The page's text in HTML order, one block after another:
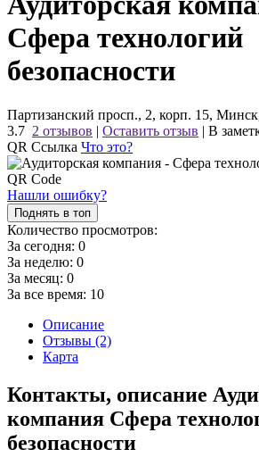
Сфера технологий
безопасности
Партизанский просп., 2, корп. 15,
3.7 2 отзывов | Оставить отзыв | В
QR Ссылка Что это?
Нашли ошибку?
Поднять в топ
Количество просмотров:
За сегодня: 0
За неделю: 0
За месяц: 0
За все время: 10
Описание
Отзывы (2)
Карта
Контакты, описание
компания Сфера
безопасности